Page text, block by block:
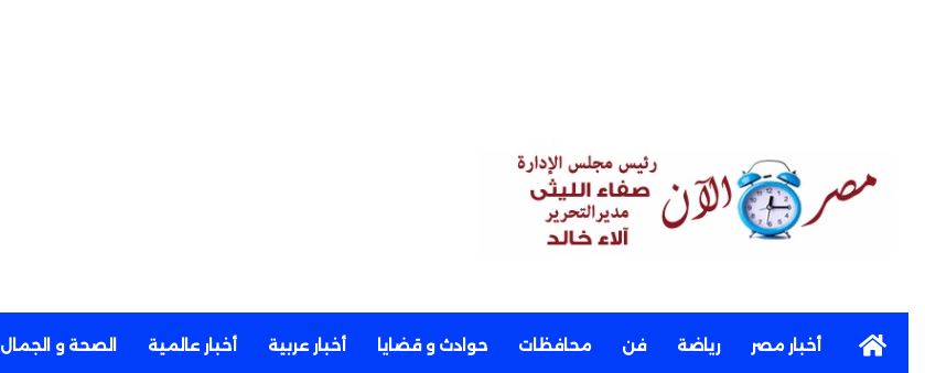
Homeأخبار مصر رياضة فن محافظات حوادث و قضايا أخبار عربية أخبار عالمية الصحة و الجمال